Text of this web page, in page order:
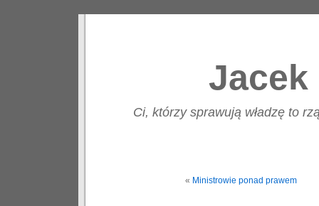
Ci, którzy sprawują władzę to
« Ministrowie ponad prawem